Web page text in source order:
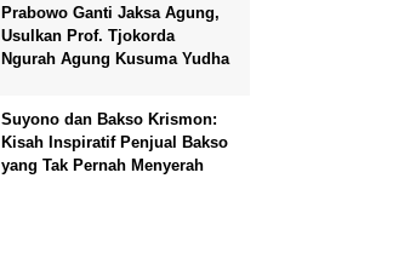
Prabowo Ganti Jaksa Agung,
Usulkan Prof. Tjokorda
Ngurah Agung Kusuma Yudha
Suyono dan Bakso Krismon:
Kisah Inspiratif Penjual Bakso
yang Tak Pernah Menyerah